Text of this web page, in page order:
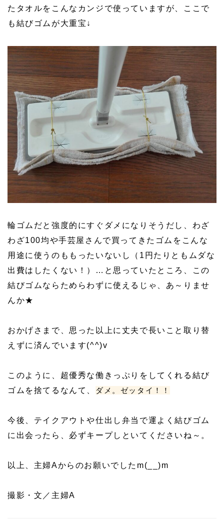
たタオルをこんなカンジで使っていますが、ここで
も結びゴムが大重宝↓
輪ゴムだと強度的にすぐダメになりそうだし、わざ
わざ100均や手芸屋さんで買ってきたゴムをこんな
用途に使うのももったいないし（1円たりともムダな
出費はしたくない！）…と思っていたところ、この
結びゴムならためらわずに使えるじゃ、あ～りませ
んか★
おかげさまで、思った以上に丈夫で長いこと取り替
えずに済んでいます(^^)v
このように、超優秀な働きっぷりをしてくれる結び
ゴムを捨てるなんて、
ダメ。ゼッタイ！！
今後、テイクアウトや仕出し弁当で運よく結びゴム
に出会ったら、必ずキープしといてくださいね～。
以上、主婦Aからのお願いでしたm(__)m
撮影・文／主婦A